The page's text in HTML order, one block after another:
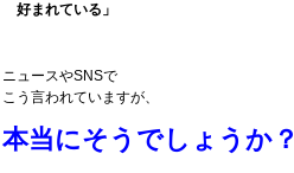
好まれている」
ニュースやSNSで
こう言われていますが、
本当にそうでしょうか？